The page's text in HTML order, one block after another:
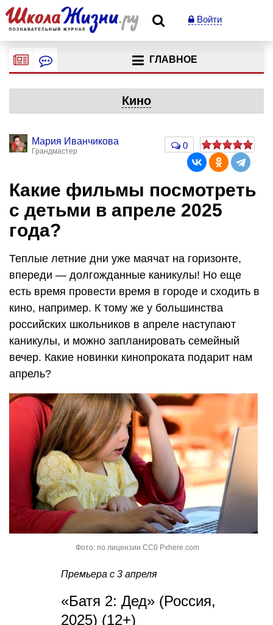
Войти
ГЛАВНОЕ
Кино
Мария Иванчикова
Грандмастер
0
Какие фильмы посмотреть
с детьми в апреле 2025
года?
Теплые летние дни уже маячат на горизонте,
впереди — долгожданные каникулы! Но еще
есть время провести время в городе и сходить в
кино, например. К тому же у большинства
российских школьников в апреле наступают
каникулы, и можно запланировать семейный
вечер. Какие новинки кинопроката подарит нам
апрель?
Фото: по лицензии CC0 Pxhere.com
Премьера с 3 апреля
«Батя 2: Дед» (Россия,
2025) (12+)